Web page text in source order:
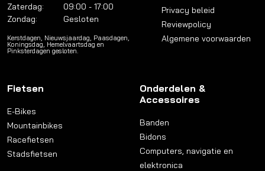
Zaterdag:
09:00 - 17:00
Zondag:
Gesloten
Kerstdagen, Nieuwsjaardag, Paasdagen,
Koningsdag, Hemelvaartsdag en
Pinksterdagen gesloten.
Privacy beleid
Reviewpolicy
Algemene voorwaarden
Fietsen
E-Bikes
Mountainbikes
Racefietsen
Stadsfietsen
Onderdelen &
Accessoires
Banden
Bidons
Computers, navigatie en
elektronica